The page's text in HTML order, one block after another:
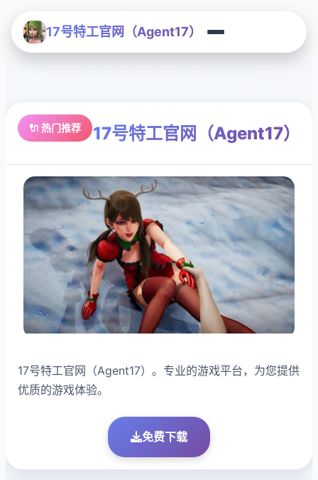
17号特工官网（Agent17）
🔌 热门推荐 17号特工官网（Agent17）
17号特工官网（Agent17）。专业的游戏平台，为您提供
优质的游戏体验。
免费下载